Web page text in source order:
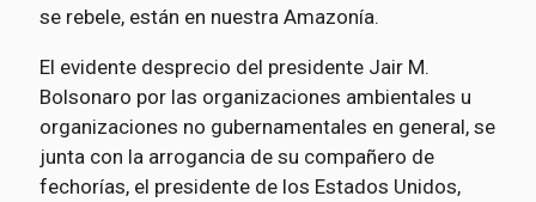
se rebele, están en nuestra Amazonía.
El evidente desprecio del presidente Jair M.
Bolsonaro por las organizaciones ambientales u
organizaciones no gubernamentales en general, se
junta con la arrogancia de su compañero de
fechorías, el presidente de los Estados Unidos,